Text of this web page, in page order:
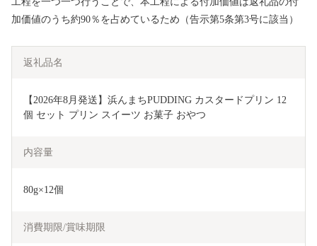
加価値のうち約90％を占めているため（告示第5条第3号に該当）
返礼品名
【2026年8月発送】浜んまちPUDDING カスタードプリン 12
個 セット プリン スイーツ お菓子 おやつ
内容量
80g×12個
消費期限/賞味期限